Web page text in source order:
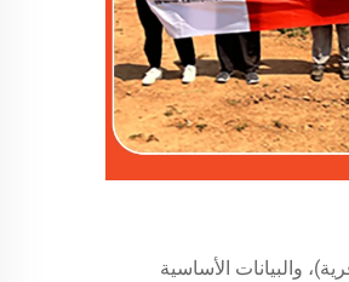
والبيانات الأساسية